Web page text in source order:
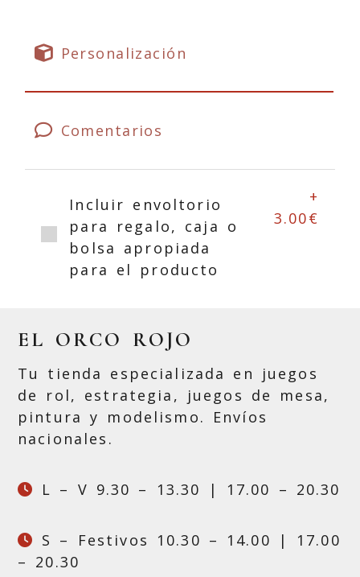
Personalización
Comentarios
Incluir envoltorio
para regalo, caja o
bolsa apropiada
para el producto
+
3.00€
EL ORCO ROJO
Tu tienda especializada en juegos
de rol, estrategia, juegos de mesa,
pintura y modelismo. Envíos
nacionales.
L – V 9.30 – 13.30 | 17.00 – 20.30
S – Festivos 10.30 – 14.00 | 17.00
– 20.30